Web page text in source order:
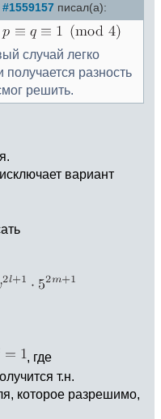
писал(а):
случай легко
получается разность
решить.
вариант
, где
т.н.
которое разрешимо,